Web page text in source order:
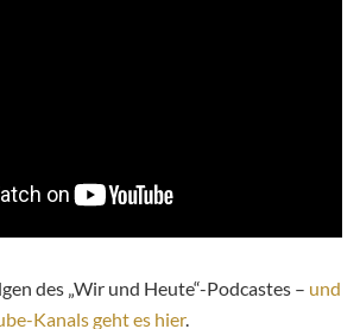
des „Wir und Heute“-Podcastes – und
Kanals geht es hier.